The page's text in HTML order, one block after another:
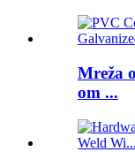
Mreža
om ...